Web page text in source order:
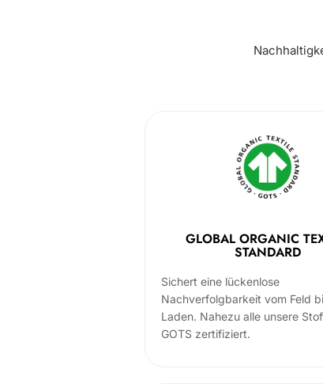
GLOBAL ORGANIC
STANDARD
Sichert eine lückenlose
Nachverfolgbarkeit vom Feld
Laden. Nahezu alle unsere
GOTS zertifiziert.